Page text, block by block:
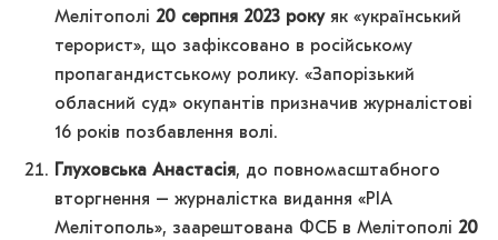
Мелітополі20 серпня 2023 рокуяк «український
терорист», що зафіксовано в російському
пропагандистському ролику. «Запорізький
обласний суд» окупантів призначив журналістові
16 років позбавлення волі.
Глуховська Анастасія, до повномасштабного
вторгнення – журналістка видання «РІА
Мелітополь», заарештована ФСБ в Мелітополі20